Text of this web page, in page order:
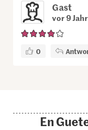
Gast
vor 9
0
En